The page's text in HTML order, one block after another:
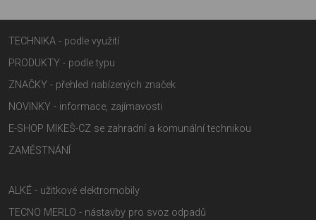
TECHNIKA - podle využití
PRODUKTY - podle typu
ZNAČKY - přehled nabízených značek
NOVINKY - informace, zajímavosti
E-SHOP MIKEŠ-CZ se zahradní a komunální technikou
ZAMĚSTNÁNÍ
ALKÉ - užitkové elektromobily
TECNO MERLO - nástavby pro svoz odpadů